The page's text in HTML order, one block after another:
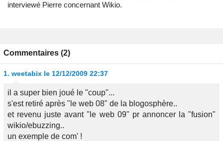
interviewé Pierre concernant Wikio.
Commentaires (2)
1. weetabix le 12/12/2009 22:37
il a super bien joué le "coup"...
s'est retiré après "le web 08" de la blogosphère..
et revenu juste avant "le web 09" pr annoncer la "fusion"
wikio/ebuzzing..
un exemple de com' !